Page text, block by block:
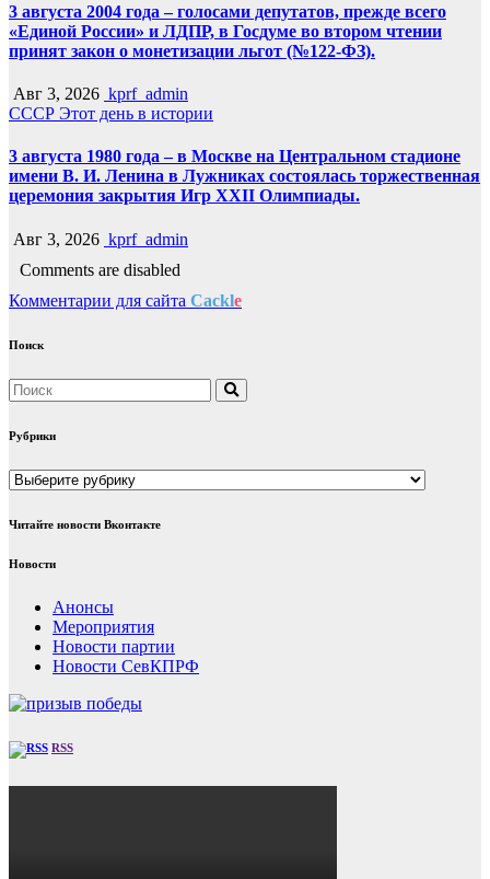
3 августа 2004 года – голосами депутатов, прежде всего
«Единой России» и ЛДПР, в Госдуме во втором чтении
принят закон о монетизации льгот (№122-ФЗ).
Авг 3, 2026 kprf_admin
СССР Этот день в истории
3 августа 1980 года – в Москве на Центральном стадионе
имени В. И. Ленина в Лужниках состоялась торжественная
церемония закрытия Игр XXII Олимпиады.
Авг 3, 2026 kprf_admin
Comments are disabled
Комментарии для сайта Cackle
Поиск
Рубрики
Рубрики
Читайте новости Вконтакте
Новости
Анонсы
Мероприятия
Новости партии
Новости СевКПРФ
RSS